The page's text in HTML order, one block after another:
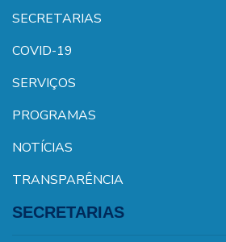
SECRETARIAS
COVID-19
SERVIÇOS
PROGRAMAS
NOTÍCIAS
TRANSPARÊNCIA
SECRETARIAS